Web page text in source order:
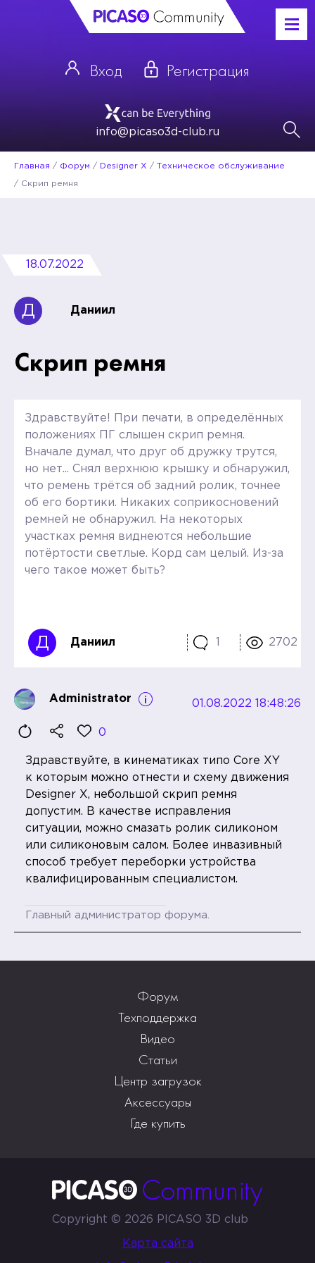
Вход Регистрация
info@picaso3d-club.ru
Главная / Форум / Designer X / Техническое обслуживание
/ Скрип ремня
18.07.2022
Д Даниил
Скрип ремня
Здравствуйте! При печати, в определённых
положениях ПГ слышен скрип ремня.
Вначале думал, что друг об дружку трутся,
но нет... Снял верхнюю крышку и обнаружил,
что ремень трётся об задний ролик, точнее
об его бортики. Никаких соприкосновений
ремней не обнаружил. На некоторых
участках ремня виднеются небольшие
потёртости светлые. Корд сам целый. Из-за
чего такое может быть?
Д Даниил 1 2702
Administrator 01.08.2022 18:48:26
0
Здравствуйте, в кинематиках типо Core XY
к которым можно отнести и схему движения
Designer X, небольшой скрип ремня
допустим. В качестве исправления
ситуации, можно смазать ролик силиконом
или силиконовым салом. Более инвазивный
способ требует переборки устройства
квалифицированным специалистом.
Главный администратор форума.
Форум
Техподдержка
Видео
Статьи
Центр загрузок
Аксессуары
Где купить
Copyright © 2026 PICASO 3D club
Карта сайта